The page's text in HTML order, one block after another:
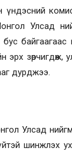
үндэсний
Улсад
эрх зөрчигдөж,
дурджээ.
Улсад
шинжлэх